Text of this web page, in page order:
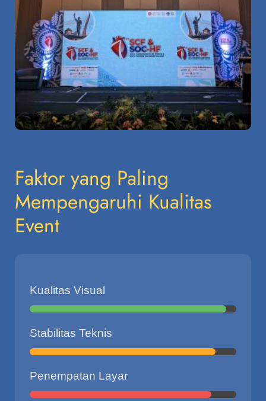
Faktor yang Paling
Mempengaruhi Kualitas
Event
Kualitas Visual
Stabilitas Teknis
Penempatan Layar